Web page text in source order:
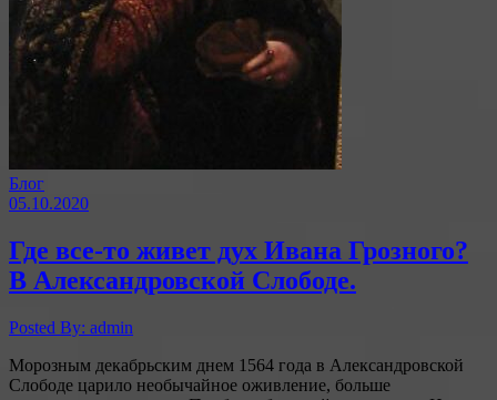
Блог
05.10.2020
Где все-то живет дух Ивана Грозного?
В Александровской Слободе.
Posted By: admin
Морозным декабрьским днем 1564 года в Александровской
Слободе царило необычайное оживление, больше